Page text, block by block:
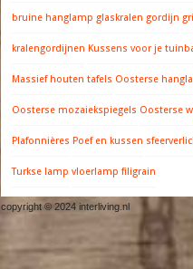
bruine hanglamp glaskralen gordijn
kralengordijnen Kussens voor je
Massief houten tafels Oosterse
Oosterse mozaiekspiegels Oosterse
Plafonnières Poef en kussen
Turkse lamp vloerlamp filigrain
copyright © 2024 interliving.nl